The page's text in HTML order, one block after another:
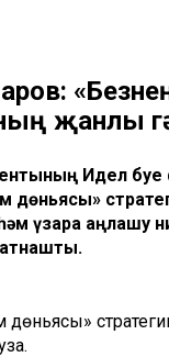
җанлы
Идел буе
дөньясы»
үзара аңлашу
дөньясы»